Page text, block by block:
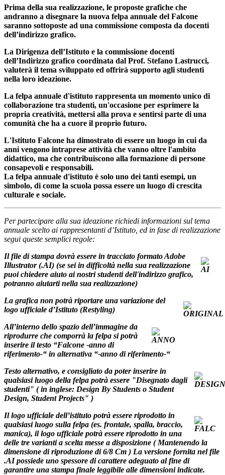
Prima della sua realizzazione, le proposte grafiche che
andranno a disegnare la nuova felpa annuale del Falcone
saranno sottoposte ad una commissione composta da docenti
dell’indirizzo grafico.
La Dirigenza dell’Istituto e la commissione docenti
dell’Indirizzo grafico coordinata dal Prof. Stefano Lastrucci,
valuterà il tema sviluppato ed offrirà supporto agli studenti
nella loro ideazione.
La felpa annuale d'istituto rappresenta un momento unico di
collaborazione tra studenti, un'occasione per esprimere la
propria creatività, mettersi alla prova e sentirsi parte di una
comunità che ha a cuore il proprio futuro.
L'Istituto Falcone ha dimostrato di essere un luogo in cui da
anni vengono intraprese attività che vanno oltre l'ambito
didattico, ma che contribuiscono alla formazione di persone
consapevoli e responsabili.
La felpa annuale d'istituto è solo uno dei tanti esempi, un
simbolo, di come la scuola possa essere un luogo di crescita
culturale e sociale.
Per partecipare alla sua ideazione richiedi informazioni sul tema
annuale scelto ai rappresentanti d’Istituto, ed in fase di realizzazione
segui queste semplici regole:
Il file di stampa dovrà essere in tracciato formato Adobe
Illustrator (.AI) (se sei in difficoltà nella sua realizzazione
puoi chiedere aiuto ai nostri studenti dell'indirizzo grafico,
potranno aiutarti nella sua realizzazione)
La grafica non potrà riportare una variazione del
logo ufficiale d’Istituto (Restyling)
All’interno dello spazio dell’immagine da
riprodurre che comporrà la felpa si potrà
inserire il testo “Falcone -anno di
riferimento-“ in alternativa “-anno di riferimento-“
Testo alternativo, e consigliato da poter inserire in
qualsiasi luogo della felpa potrà essere "Disegnato dagli
studenti" ( in inglese: Design By Students o Student
Design, Student Projects" )
Il logo ufficiale dell’istituto potrà essere riprodotto in
qualsiasi luogo sulla felpa (es. frontale, spalla, braccio,
manica), il logo ufficiale potrà essere riprodotto in una
delle tre varianti a scelta messe a disposizione ( Mantenendo la
dimensione di riproduzione di 6/8 Cm ) La versione fornita nel file
.AI possiede uno spessore di carattere adeguato al fine di
garantire una stampa finale leggibile alle dimensioni indicate.